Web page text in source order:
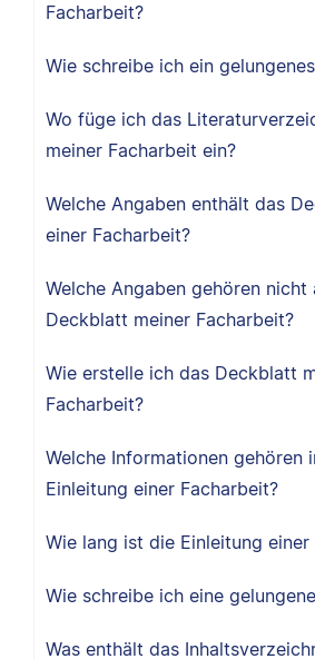
Facharbeit?
Wie schreibe ich ein
Wo füge ich das
meiner Facharbeit ein?
Welche Angaben enthält das
einer Facharbeit?
Welche Angaben gehören nicht
Deckblatt meiner Facharbeit?
Wie erstelle ich das Deckblatt
Facharbeit?
Welche Informationen gehören
Einleitung einer Facharbeit?
Wie lang ist die Einleitung einer
Wie schreibe ich eine
Was enthält das